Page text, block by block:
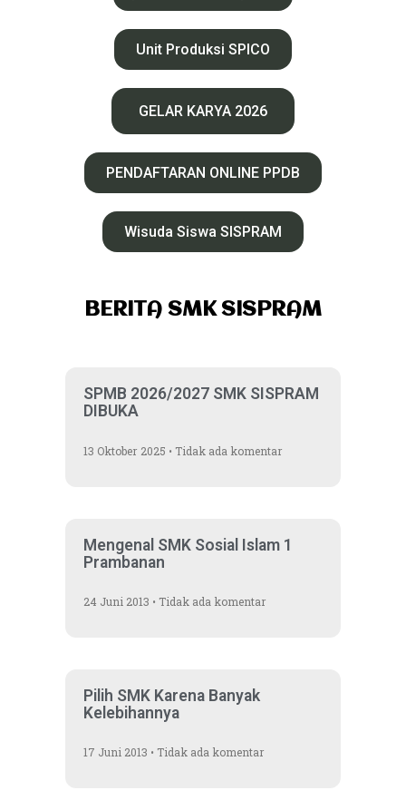
Unit Produksi SPICO
GELAR KARYA 2026
PENDAFTARAN ONLINE PPDB
Wisuda Siswa SISPRAM
BERITA SMK SISPRAM
SPMB 2026/2027 SMK SISPRAM
DIBUKA
13 Oktober 2025 Tidak ada komentar
Mengenal SMK Sosial Islam 1
Prambanan
24 Juni 2013 Tidak ada komentar
Pilih SMK Karena Banyak
Kelebihannya
17 Juni 2013 Tidak ada komentar